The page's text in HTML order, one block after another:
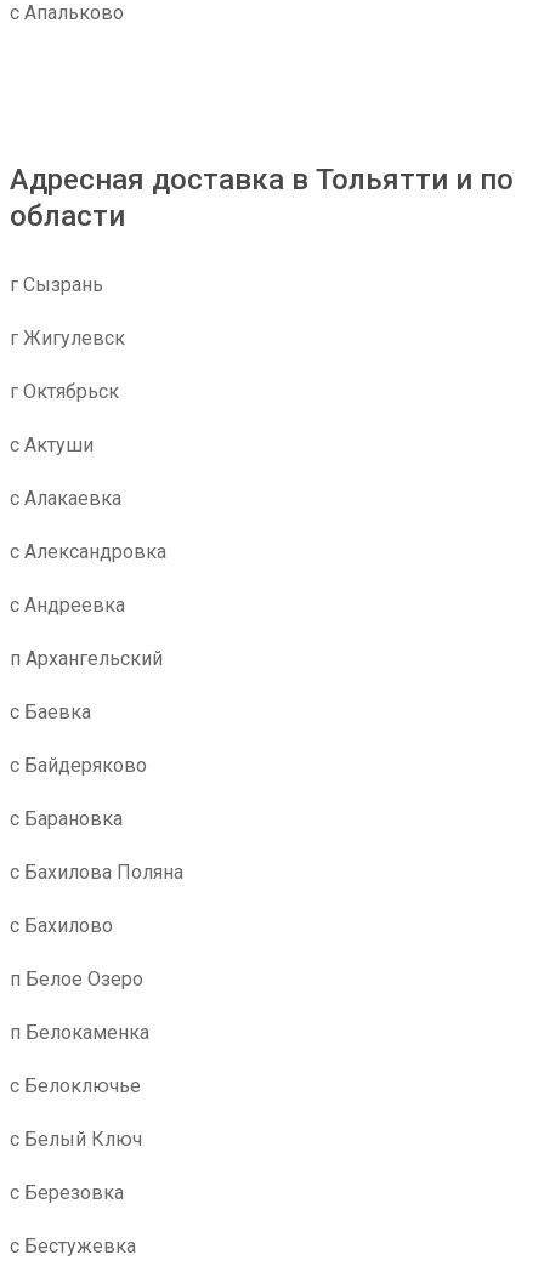
с Апальково
Адресная доставка в Тольятти и по
области
г Сызрань
г Жигулевск
г Октябрьск
с Актуши
с Алакаевка
с Александровка
с Андреевка
п Архангельский
с Баевка
с Байдеряково
с Барановка
с Бахилова Поляна
с Бахилово
п Белое Озеро
п Белокаменка
с Белоключье
с Белый Ключ
с Березовка
с Бестужевка